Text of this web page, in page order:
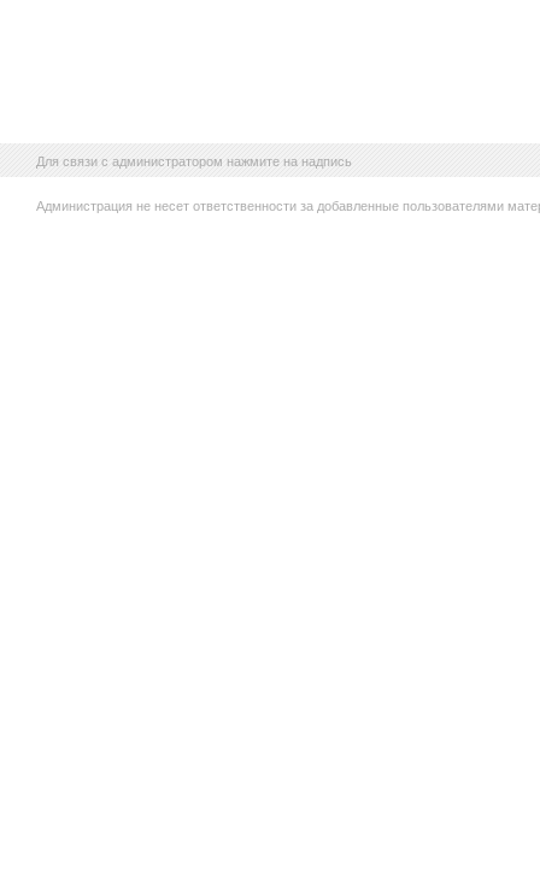
Для связи с администратором нажмите на надпись
Администрация не несет ответственности за добавленные пользователями